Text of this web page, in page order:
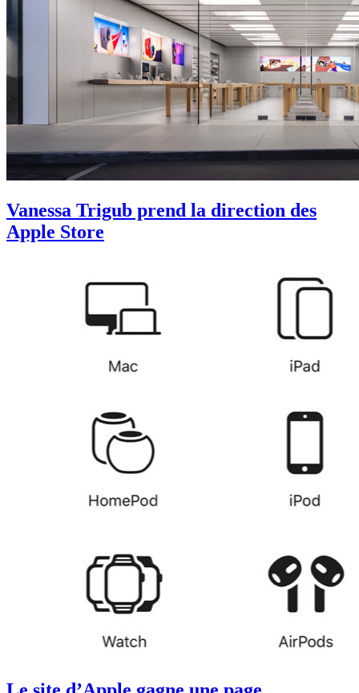
Vanessa Trigub prend la direction des
Apple Store